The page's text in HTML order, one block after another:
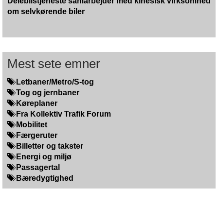
om selvkørende biler
Mest sete emner
Letbaner/Metro/S-tog
Tog og jernbaner
Køreplaner
Fra Kollektiv Trafik Forum
Mobilitet
Færgeruter
Billetter og takster
Energi og miljø
Passagertal
Bæredygtighed